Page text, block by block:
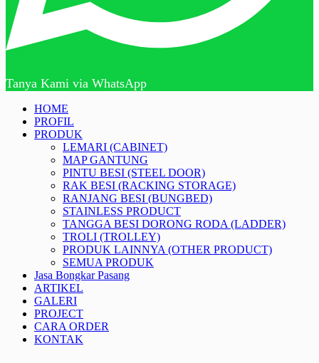
Tanya Kami via WhatsApp
HOME
PROFIL
PRODUK
LEMARI (CABINET)
MAP GANTUNG
PINTU BESI (STEEL DOOR)
RAK BESI (RACKING STORAGE)
RANJANG BESI (BUNGBED)
STAINLESS PRODUCT
TANGGA BESI DORONG RODA (LADDER)
TROLI (TROLLEY)
PRODUK LAINNYA (OTHER PRODUCT)
SEMUA PRODUK
Jasa Bongkar Pasang
ARTIKEL
GALERI
PROJECT
CARA ORDER
KONTAK